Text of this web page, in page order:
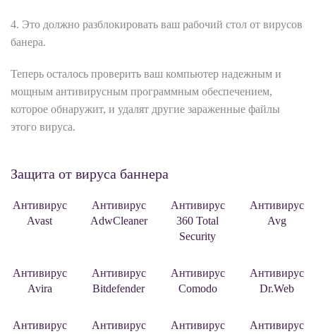
4. Это должно разблокировать ваш рабочий стол от вирусов
банера.
Теперь осталось проверить ваш компьютер надежным и
мощным антивирусным программным обеспечением,
которое обнаружит, и удалят другие зараженные файлы
этого вируса.
Защита от вируса баннера
Антивирус
Avast
Антивирус
AdwCleaner
Антивирус
360 Total
Security
Антивирус
Avg
Антивирус
Avira
Антивирус
Bitdefender
Антивирус
Comodo
Антивирус
Dr.Web
Антивирус
Антивирус
Антивирус
Антивирус